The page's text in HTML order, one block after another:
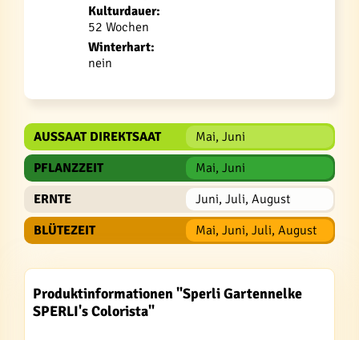
Kulturdauer:
52 Wochen
Winterhart:
nein
AUSSAAT DIREKTSAAT
Mai, Juni
PFLANZZEIT
Mai, Juni
ERNTE
Juni, Juli, August
BLÜTEZEIT
Mai, Juni, Juli, August
Produktinformationen "Sperli Gartennelke
SPERLI's Colorista"